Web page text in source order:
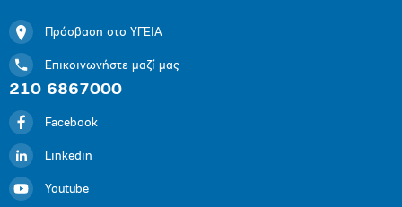
Πρόσβαση στο ΥΓΕΙΑ
Επικοινωνήστε μαζί μας
210 6867000
Facebook
Linkedin
Youtube